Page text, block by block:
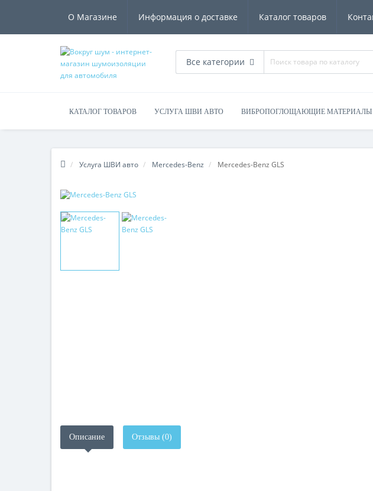
О Магазине Информация о доставке Каталог товаров
Все категории
КАТАЛОГ ТОВАРОВ УСЛУГА ШВИ АВТО ВИБРОПОГЛОЩАЮЩИЕ МАТЕРИАЛЫ
ТЕПЛОИЗОЛЯЦИОННЫЕ МАТЕРИАЛЫ ПРОЧИЕ МАТЕРИАЛЫ АКСЕССУАРЫ
Услуга ШВИ авто Mercedes-Benz Mercedes-Benz GLS
Описание Отзывы (0)